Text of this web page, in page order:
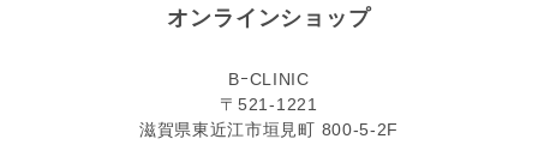
オンラインショップ
BｰCLINIC
〒521-1221
滋賀県東近江市垣見町 800-5-2F